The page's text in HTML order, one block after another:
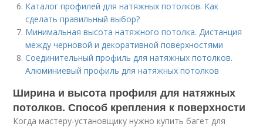
Каталог профилей для натяжных потолков. Как
сделать правильный выбор?
Минимальная высота натяжного потолка. Дистанция
между черновой и декоративной поверхностями
Соединительный профиль для натяжных потолков.
Алюминиевый профиль для натяжных потолков
Ширина и высота профиля для натяжных
потолков. Способ крепления к поверхности
Когда мастеру-установщику нужно купить багет для